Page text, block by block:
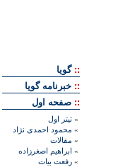
::گويا
:: خبرنامه گويا
:: صفحه اول
» تيتر اول
» محمود احمدی نژاد
» مقالات
» ابراهيم اصغرزاده
» رفعت بیات